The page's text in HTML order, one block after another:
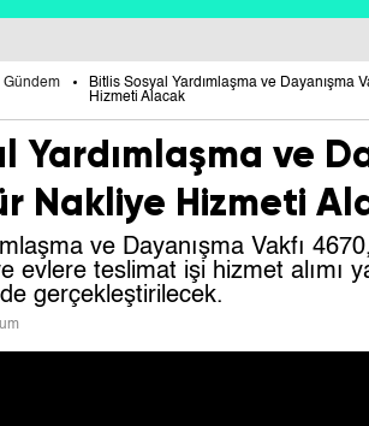
Gündem
Bitlis Sosyal Yardımlaşma ve Dayanışma
Hizmeti Alacak
Yardımlaşma ve
Nakliye Hizmeti
ve Dayanışma Vakfı
evlere teslimat işi hizmet alımı
gerçekleştirilecek.